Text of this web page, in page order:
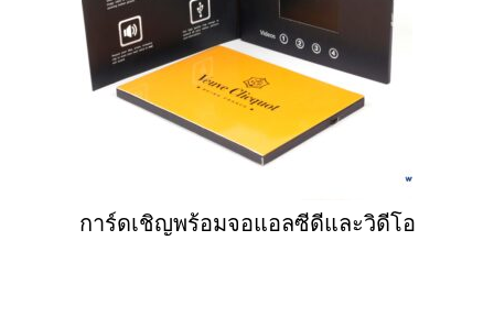
การ์ดเชิญพร้อมจอแอลซีดีและวิดีโอ